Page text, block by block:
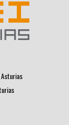
Asturias